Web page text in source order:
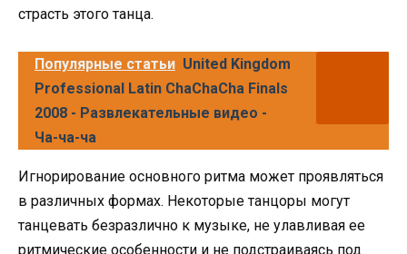
страсть этого танца.
Популярные статьи United Kingdom
Professional Latin ChaChaCha Finals
2008 - Развлекательные видео -
Ча-ча-ча
Игнорирование основного ритма может проявляться
в различных формах. Некоторые танцоры могут
танцевать безразлично к музыке, не улавливая ее
ритмические особенности и не подстраиваясь под